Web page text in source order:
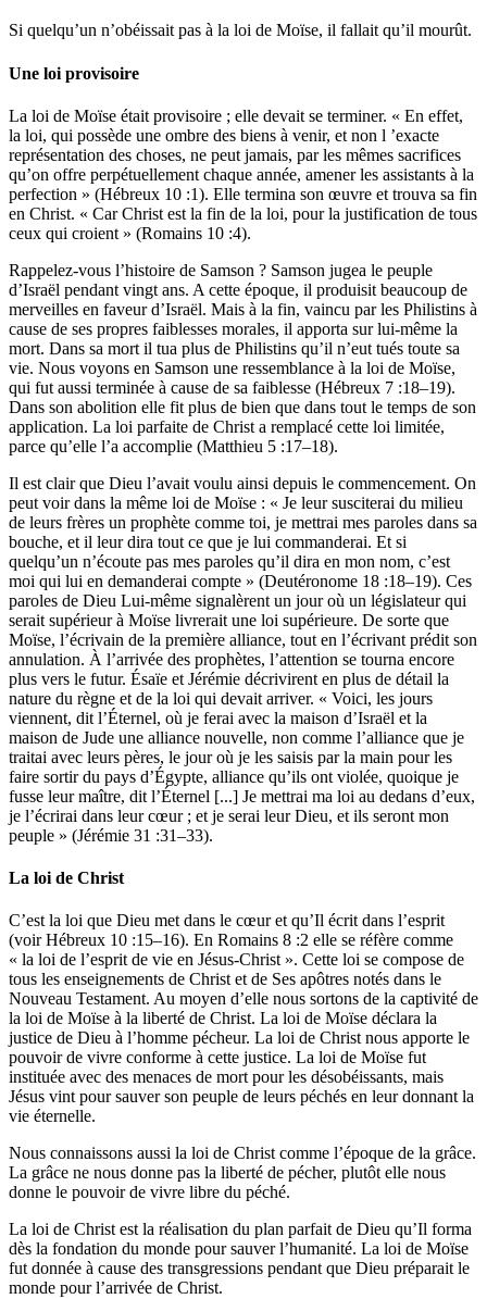
Si quelqu’un n’obéissait pas à la loi de Moïse, il fallait qu’il mourût.
Une loi provisoire
La loi de Moïse était provisoire ; elle devait se terminer. « En effet,
la loi, qui possède une ombre des biens à venir, et non l ’exacte
représentation des choses, ne peut jamais, par les mêmes sacrifices
qu’on offre perpétuellement chaque année, amener les assistants à la
perfection » (Hébreux 10 :1). Elle termina son œuvre et trouva sa fin
en Christ. « Car Christ est la fin de la loi, pour la justification de tous
ceux qui croient » (Romains 10 :4).
Rappelez-vous l’histoire de Samson ? Samson jugea le peuple
d’Israël pendant vingt ans. A cette époque, il produisit beaucoup de
merveilles en faveur d’Israël. Mais à la fin, vaincu par les Philistins à
cause de ses propres faiblesses morales, il apporta sur lui-même la
mort. Dans sa mort il tua plus de Philistins qu’il n’eut tués toute sa
vie. Nous voyons en Samson une ressemblance à la loi de Moïse,
qui fut aussi terminée à cause de sa faiblesse (Hébreux 7 :18–19).
Dans son abolition elle fit plus de bien que dans tout le temps de son
application. La loi parfaite de Christ a remplacé cette loi limitée,
parce qu’elle l’a accomplie (Matthieu 5 :17–18).
Il est clair que Dieu l’avait voulu ainsi depuis le commencement. On
peut voir dans la même loi de Moïse : « Je leur susciterai du milieu
de leurs frères un prophète comme toi, je mettrai mes paroles dans sa
bouche, et il leur dira tout ce que je lui commanderai. Et si
quelqu’un n’écoute pas mes paroles qu’il dira en mon nom, c’est
moi qui lui en demanderai compte » (Deutéronome 18 :18–19). Ces
paroles de Dieu Lui-même signalèrent un jour où un législateur qui
serait supérieur à Moïse livrerait une loi supérieure. De sorte que
Moïse, l’écrivain de la première alliance, tout en l’écrivant prédit son
annulation. À l’arrivée des prophètes, l’attention se tourna encore
plus vers le futur. Ésaïe et Jérémie décrivirent en plus de détail la
nature du règne et de la loi qui devait arriver. « Voici, les jours
viennent, dit l’Éternel, où je ferai avec la maison d’Israël et la
maison de Jude une alliance nouvelle, non comme l’alliance que je
traitai avec leurs pères, le jour où je les saisis par la main pour les
faire sortir du pays d’Égypte, alliance qu’ils ont violée, quoique je
fusse leur maître, dit l’Éternel [...] Je mettrai ma loi au dedans d’eux,
je l’écrirai dans leur cœur ; et je serai leur Dieu, et ils seront mon
peuple » (Jérémie 31 :31–33).
La loi de Christ
C’est la loi que Dieu met dans le cœur et qu’Il écrit dans l’esprit
(voir Hébreux 10 :15–16). En Romains 8 :2 elle se réfère comme
« la loi de l’esprit de vie en Jésus-Christ ». Cette loi se compose de
tous les enseignements de Christ et de Ses apôtres notés dans le
Nouveau Testament. Au moyen d’elle nous sortons de la captivité de
la loi de Moïse à la liberté de Christ. La loi de Moïse déclara la
justice de Dieu à l’homme pécheur. La loi de Christ nous apporte le
pouvoir de vivre conforme à cette justice. La loi de Moïse fut
instituée avec des menaces de mort pour les désobéissants, mais
Jésus vint pour sauver son peuple de leurs péchés en leur donnant la
vie éternelle.
Nous connaissons aussi la loi de Christ comme l’époque de la grâce.
La grâce ne nous donne pas la liberté de pécher, plutôt elle nous
donne le pouvoir de vivre libre du péché.
La loi de Christ est la réalisation du plan parfait de Dieu qu’Il forma
dès la fondation du monde pour sauver l’humanité. La loi de Moïse
fut donnée à cause des transgressions pendant que Dieu préparait le
monde pour l’arrivée de Christ.